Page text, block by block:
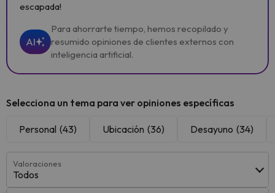
escapada!
AI
Para ahorrarte tiempo, hemos recopilado y
resumido opiniones de clientes externos con
inteligencia artificial.
Selecciona un tema para ver opiniones específicas
Personal (43) Ubicación (36) Desayuno (34)
Valoraciones
Todos